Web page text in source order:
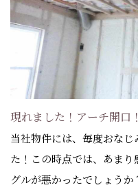
現れました！アーチ開口！
当社物件には、毎度おな
た！この時点では、あま
グルが悪かったでしょう